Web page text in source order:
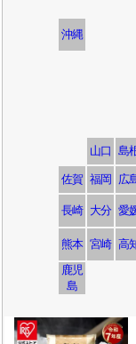
沖縄
山口 島
佐賀 福岡 広
長崎 大分 愛
熊本 宮崎 高
鹿児
島